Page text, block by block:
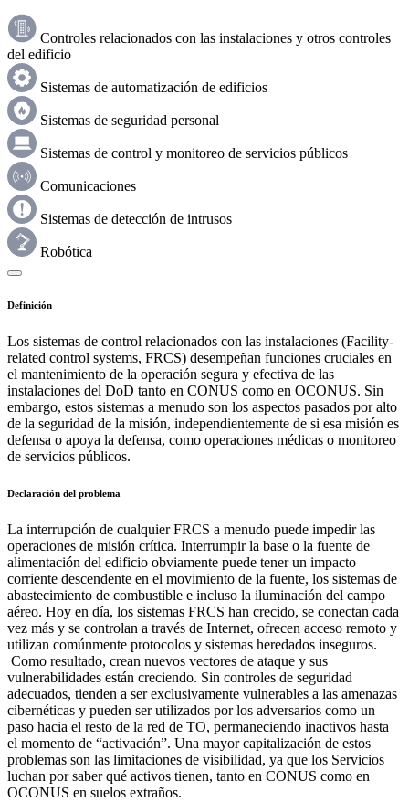
Controles relacionados con las instalaciones y otros controles
del edificio
Sistemas de automatización de edificios
Sistemas de seguridad personal
Sistemas de control y monitoreo de servicios públicos
Comunicaciones
Sistemas de detección de intrusos
Robótica
Definición
Los sistemas de control relacionados con las instalaciones (Facility-
related control systems, FRCS) desempeñan funciones cruciales en
el mantenimiento de la operación segura y efectiva de las
instalaciones del DoD tanto en CONUS como en OCONUS. Sin
embargo, estos sistemas a menudo son los aspectos pasados por alto
de la seguridad de la misión, independientemente de si esa misión es
defensa o apoya la defensa, como operaciones médicas o monitoreo
de servicios públicos.
Declaración del problema
La interrupción de cualquier FRCS a menudo puede impedir las
operaciones de misión crítica. Interrumpir la base o la fuente de
alimentación del edificio obviamente puede tener un impacto
corriente descendente en el movimiento de la fuente, los sistemas de
abastecimiento de combustible e incluso la iluminación del campo
aéreo. Hoy en día, los sistemas FRCS han crecido, se conectan cada
vez más y se controlan a través de Internet, ofrecen acceso remoto y
utilizan comúnmente protocolos y sistemas heredados inseguros.
Como resultado, crean nuevos vectores de ataque y sus
vulnerabilidades están creciendo. Sin controles de seguridad
adecuados, tienden a ser exclusivamente vulnerables a las amenazas
cibernéticas y pueden ser utilizados por los adversarios como un
paso hacia el resto de la red de TO, permaneciendo inactivos hasta
el momento de “activación”. Una mayor capitalización de estos
problemas son las limitaciones de visibilidad, ya que los Servicios
luchan por saber qué activos tienen, tanto en CONUS como en
OCONUS en suelos extraños.